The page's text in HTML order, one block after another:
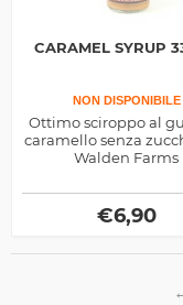
CARAMEL SYRUP
NON DISPONIBILE
Ottimo sciroppo al
caramello senza
Walden Farms
€6,90